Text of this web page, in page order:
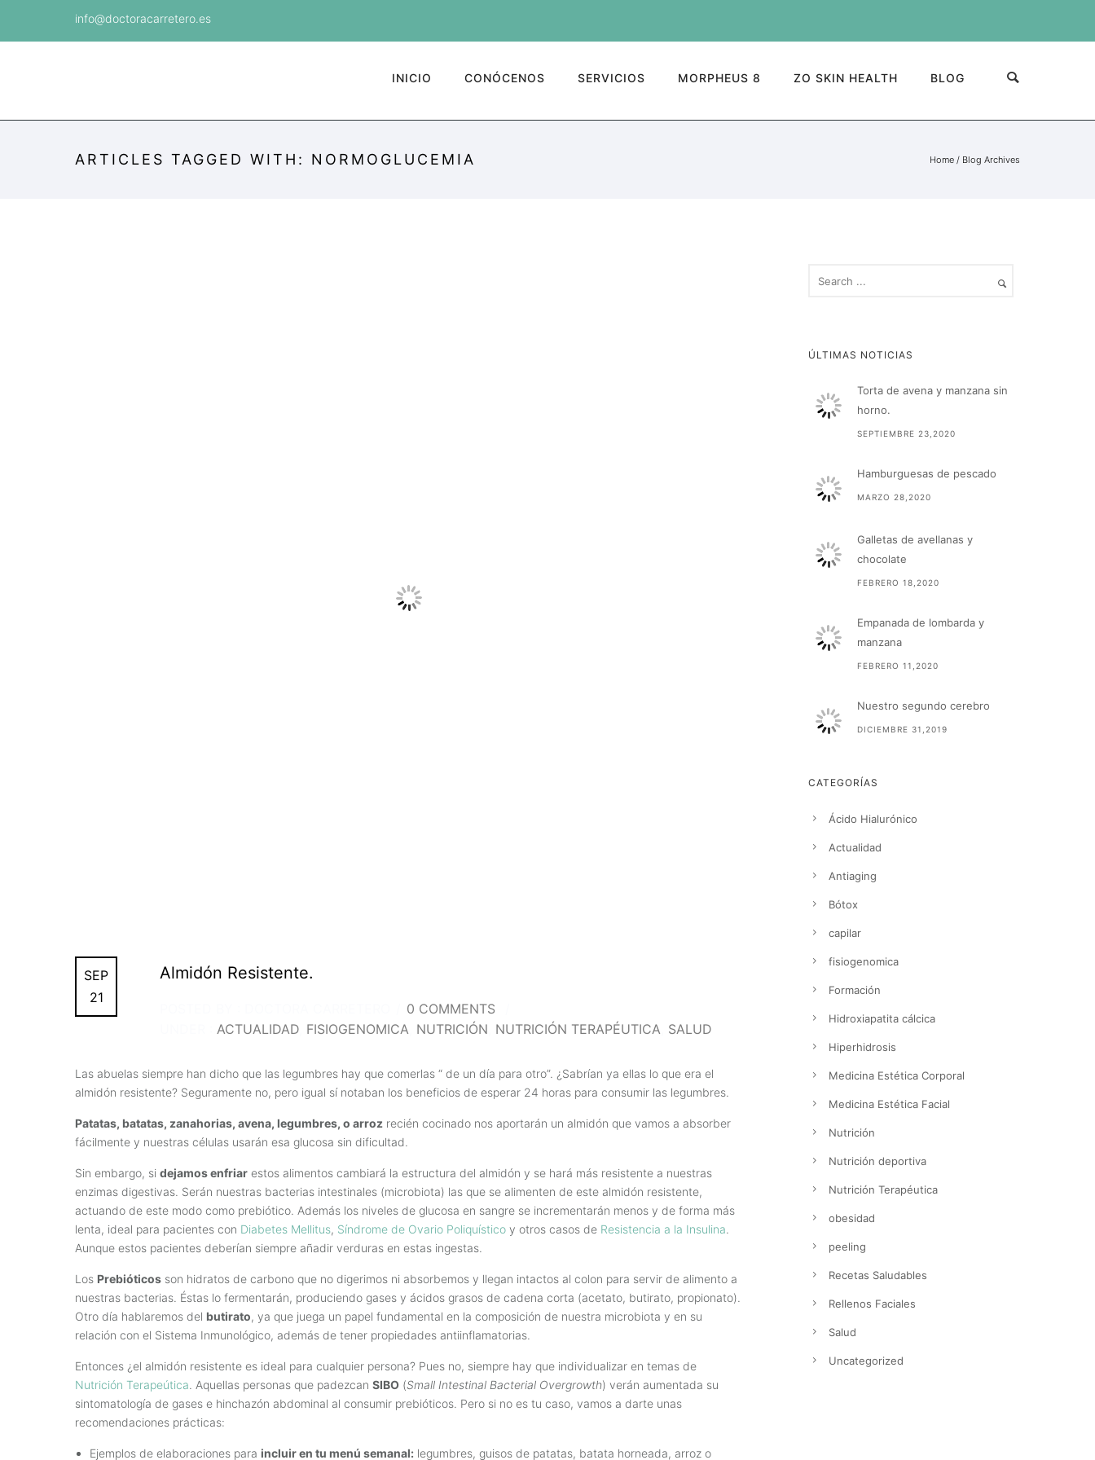
info@doctoracarretero.es
INICIO CONÓCENOS SERVICIOS MORPHEUS 8 ZO SKIN HEALTH BLOG
ARTICLES TAGGED WITH: NORMOGLUCEMIA Home / Blog Archives
SEP
21
Almidón Resistente.
0 COMMENTS
ACTUALIDAD FISIOGENOMICA NUTRICIÓN NUTRICIÓN TERAPÉUTICA SALUD
Las abuelas siempre han dicho que las legumbres hay que comerlas “ de un día para otro”. ¿Sabrían ya ellas lo que era el
almidón resistente? Seguramente no, pero igual sí notaban los beneficios de esperar 24 horas para consumir las legumbres.
Patatas, batatas, zanahorias, avena, legumbres, o arroz recién cocinado nos aportarán un almidón que vamos a absorber
fácilmente y nuestras células usarán esa glucosa sin dificultad.
Sin embargo, si dejamos enfriar estos alimentos cambiará la estructura del almidón y se hará más resistente a nuestras
enzimas digestivas. Serán nuestras bacterias intestinales (microbiota) las que se alimenten de este almidón resistente,
actuando de este modo como prebiótico. Además los niveles de glucosa en sangre se incrementarán menos y de forma más
lenta, ideal para pacientes con Diabetes Mellitus, Síndrome de Ovario Poliquístico y otros casos de Resistencia a la Insulina.
Aunque estos pacientes deberían siempre añadir verduras en estas ingestas.
Los Prebióticos son hidratos de carbono que no digerimos ni absorbemos y llegan intactos al colon para servir de alimento a
nuestras bacterias. Éstas lo fermentarán, produciendo gases y ácidos grasos de cadena corta (acetato, butirato, propionato).
Otro día hablaremos del butirato, ya que juega un papel fundamental en la composición de nuestra microbiota y en su
relación con el Sistema Inmunológico, además de tener propiedades antiinflamatorias.
Entonces ¿el almidón resistente es ideal para cualquier persona? Pues no, siempre hay que individualizar en temas de
Nutrición Terapeútica. Aquellas personas que padezcan SIBO (Small Intestinal Bacterial Overgrowth) verán aumentada su
sintomatología de gases e hinchazón abdominal al consumir prebióticos. Pero si no es tu caso, vamos a darte unas
recomendaciones prácticas:
Ejemplos de elaboraciones paraincluir en tu menú semanal: legumbres, guisos de patatas, batata horneada, arroz o
ÚLTIMAS NOTICIAS
Torta de avena y manzana sin
horno.
SEPTIEMBRE 23,2020
Hamburguesas de pescado
MARZO 28,2020
Galletas de avellanas y
chocolate
FEBRERO 18,2020
Empanada de lombarda y
manzana
FEBRERO 11,2020
Nuestro segundo cerebro
DICIEMBRE 31,2019
CATEGORÍAS
Ácido Hialurónico
Actualidad
Antiaging
Bótox
capilar
fisiogenomica
Formación
Hidroxiapatita cálcica
Hiperhidrosis
Medicina Estética Corporal
Medicina Estética Facial
Nutrición
Nutrición deportiva
Nutrición Terapéutica
obesidad
peeling
Recetas Saludables
Rellenos Faciales
Salud
Uncategorized